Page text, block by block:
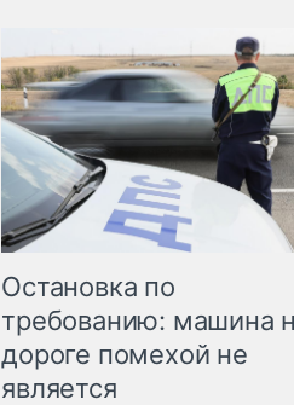
Остановка по
требованию: машина
дороге помехой не
является